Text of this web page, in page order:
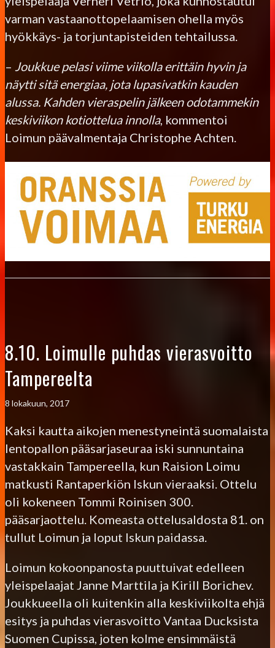
varman vastaanottopelaamisen ohella myös
hyökkäys- ja torjuntapisteiden tehtailussa.
– Joukkue pelasi viime viikolla erittäin hyvin ja
näytti sitä energiaa, jota lupasivatkin kauden
alussa. Kahden vieraspelin jälkeen odotammekin
keskiviikon kotiottelua innolla, kommentoi
Loimun päävalmentaja Christophe Achten.
8.10. Loimulle puhdas vierasvoitto
Tampereelta
8 lokakuun, 2017
Kaksi kautta aikojen menestyneintä suomalaista
lentopallon pääsarjaseuraa iski sunnuntaina
vastakkain Tampereella, kun Raision Loimu
matkusti Rantaperkiön Iskun vieraaksi. Ottelu
oli kokeneen Tommi Roinisen 300.
pääsarjaottelu. Komeasta ottelusaldosta 81. on
tullut Loimun ja loput Iskun paidassa.
Loimun kokoonpanosta puuttuivat edelleen
yleispelaajat Janne Marttila ja Kirill Borichev.
Joukkueella oli kuitenkin alla keskiviikolta ehjä
esitys ja puhdas vierasvoitto Vantaa Ducksista
Suomen Cupissa, joten kolme ensimmäistä